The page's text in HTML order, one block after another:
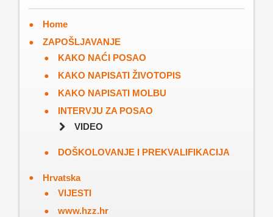
Home
ZAPOŠLJAVANJE
KAKO NAĆI POSAO
KAKO NAPISATI ŽIVOTOPIS
KAKO NAPISATI MOLBU
INTERVJU ZA POSAO
VIDEO
DOŠKOLOVANJE I PREKVALIFIKACIJA
Hrvatska
VIJESTI
www.hzz.hr